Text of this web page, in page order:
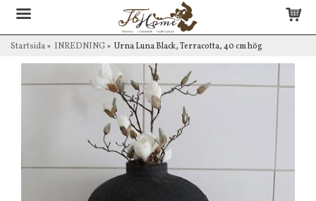
Startsida» INREDNING» Urna Luna Black, Terracotta, 40 cm hög